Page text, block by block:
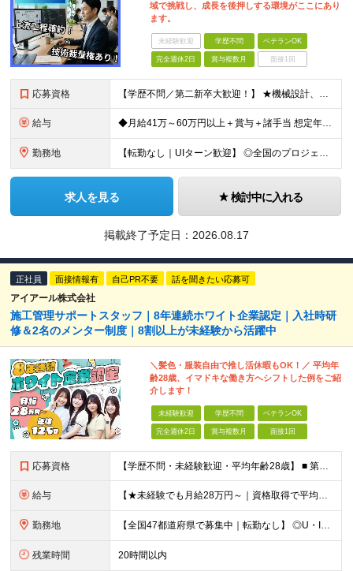
域で挑戦し、成長を後押しする環境がここにあり
ます。
未経験歓迎 学歴不問 ベテランOK
完全週休2日 賞与複数月 面接1回
応募資格 【学歴不問／第二新卒大歓迎！】 ★機械設計、電気設計、制御（組込・FA制御など）のいずれかに関する一連の工程経験をお持ちの方（実務年数やブランクは問いません） 〜「完全にマネジメントができる方」だけ
給与 ◆月給41万～60万円以上＋賞与＋諸手当 想定年収500万円～700万円 ※経験や能力を考慮して優遇します ※残業代は別途全額支給します ※試用期間3ヶ月（期間中も待遇・条件に差異はございません）
勤務地 【転勤なし｜UIターン歓迎】 ◎全国のプロジェクト先へ配属 ※配属先は希望を考慮します ※お任せする業務の状況により転居を伴う就業の可能性はありますが、その際は希望を考慮します ◆本社 福岡県
求人を見る 検討中に入れる
掲載終了予定日： 2026.08.17
正社員 面接情報有 自己PR不要 話を聞きたい応募可
アイアール株式会社
施工管理サポートスタッフ｜8年連続ホワイト企業認定｜入社時研
修＆2名のメンター制度｜8割以上が未経験から活躍中
＼髪色・服装自由で推し活休暇もOK！／ 平均年
齢28歳、イマドキな働き方へシフトした例をご紹
介します！
未経験歓迎 学歴不問 ベテランOK
完全週休2日 賞与複数月 面接1回
応募資格 【学歴不問・未経験歓迎・平均年齢28歳】 ■ 第二新卒歓迎 ■ フリーター・社会人未経験OK ＼「アイアールで人生ワンチャンつかんでほしい！」／ …こんな社長の想いから 経験よりも人柄を重視した採用
給与 【★未経験でも月給28万円～｜資格取得で平均年収636万円★】 ■ 月給28万円～80万円+賞与年2回＋各種手当 ※月給には、固定残業代（20時間分：3万8000円～／月）を含む ※20時間を超過
勤務地 【全国47都道府県で募集中｜転勤なし】 ◎U・Iターン歓迎！家具家電付き＆家賃ナシの社員寮を完備 ◎東京支店は2025年7月に移転したばかりの綺麗なオフィス 東京・横浜・大阪・名古屋・福岡など 全国
残業時間 20時間以内